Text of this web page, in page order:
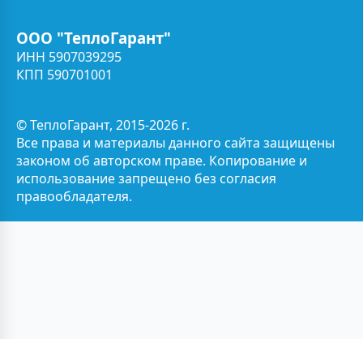
ООО "ТеплоГарант"
ИНН 5907039295
КПП 590701001
© ТеплоГарант, 2015-2026 г.
Все права и материалы данного сайта защищены
законом об авторском праве. Копирование и
использование запрещено без согласия
правообладателя.